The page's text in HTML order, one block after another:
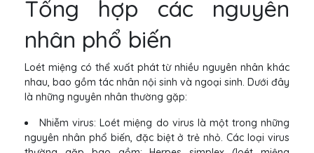
Tổng hợp các nguyên
nhân phổ biến
Loét miệng có thể xuất phát từ nhiều nguyên nhân khác
nhau, bao gồm tác nhân nội sinh và ngoại sinh. Dưới đây
là những nguyên nhân thường gặp:
Nhiễm virus: Loét miệng do virus là một trong những
nguyên nhân phổ biến, đặc biệt ở trẻ nhỏ. Các loại virus